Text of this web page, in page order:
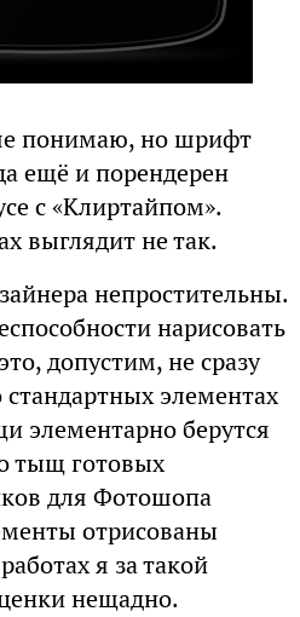
понимаю, но шрифт
ещё и порендерен
с «Клиртайпом».
выглядит не так.
непростительны.
нарисовать
допустим, не сразу
элементах
элементарно берутся
тыщ готовых
для Фотошопа
отрисованы
я за такой
нещадно.